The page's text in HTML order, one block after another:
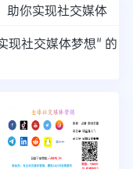
你实现社交媒体
社交媒体梦想" 的